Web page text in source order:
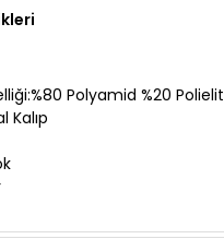
Polyamid %20 Polielit
Kalıp